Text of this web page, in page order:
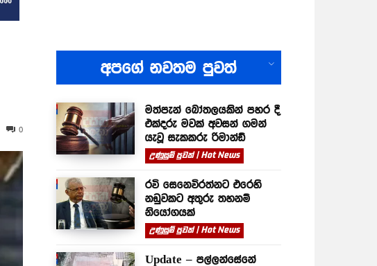
0
අපගේ නවතම පුවත්
මත්පැන් බෝතලයකින් පහර දී
එක්දරු මවක් අවසන් ගමන්
යැවූ සැකකරු රිමාන්ඩ්
උණුසුම් පුවත් | Hot News
රවි සෙනෙවිරත්නට එරෙහි
නඩුවකට අතුරු තහනම්
නියෝගයක්
උණුසුම් පුවත් | Hot News
Update – පල්ලන්සේනේ